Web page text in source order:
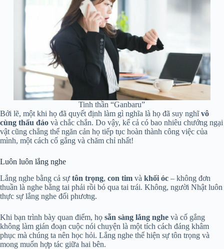
Tinh thần “Ganbaru”
Bởi lẽ, một khi họ đã quyết định làm gì nghĩa là họ đã suy nghĩvô
cùng thấu đáo và chắc chắn. Do vậy, kể cả có bao nhiêu chướng ngại
vật cũng chẳng thể ngăn cản họ tiếp tục hoàn thành công việc của
mình, một cách cố gắng và chăm chỉ nhất!
Luôn luôn lắng nghe
Lắng nghe bằng cả sự tôn trọng, con tim và khối óc – không đơn
thuần là nghe bằng tai phải rồi bỏ qua tai trái. Không, người Nhật luôn
thực sự lắng nghe đối phương.
Khi bạn trình bày quan điểm, họ sẵn sàng lắng nghe và cố gắng
không làm gián đoạn cuộc nói chuyện là một tích cách đáng khâm
phục mà chúng ta nên học hỏi. Lắng nghe thể hiện sự tôn trọng và
mong muốn hợp tác giữa hai bên.